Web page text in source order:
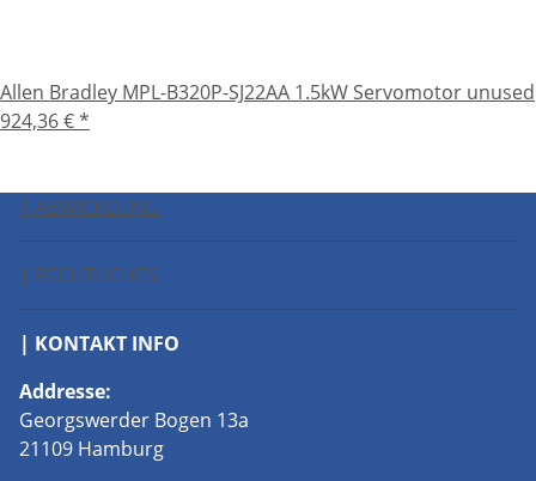
Allen Bradley MPL-B320P-SJ22AA 1.5kW Servomotor unused
924,36 €*
| ABWICKLUNG
| RECHTLICHES
| KONTAKT INFO
Addresse:
Georgswerder Bogen 13a
21109 Hamburg